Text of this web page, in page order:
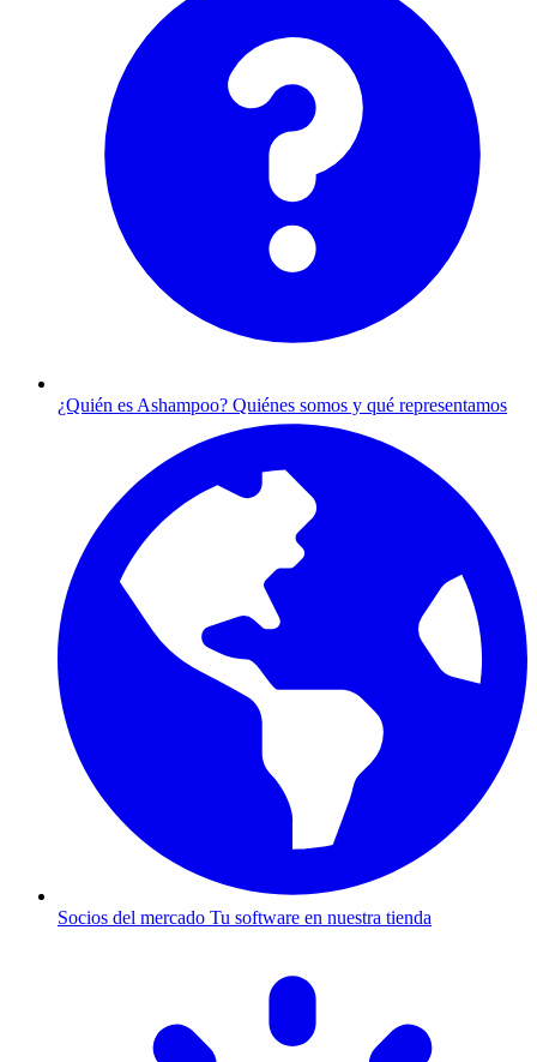
¿Quién es Ashampoo? Quiénes somos y qué representamos
Socios del mercado Tu software en nuestra tienda